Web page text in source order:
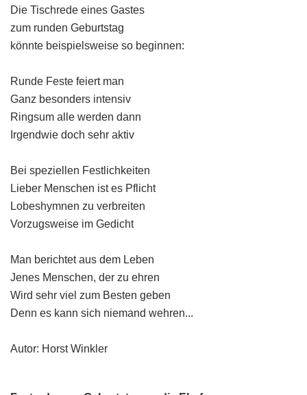
Die Tischrede eines Gastes
zum runden Geburtstag
könnte beispielsweise so beginnen:
Runde Feste feiert man
Ganz besonders intensiv
Ringsum alle werden dann
Irgendwie doch sehr aktiv
Bei speziellen Festlichkeiten
Lieber Menschen ist es Pflicht
Lobeshymnen zu verbreiten
Vorzugsweise im Gedicht
Man berichtet aus dem Leben
Jenes Menschen, der zu ehren
Wird sehr viel zum Besten geben
Denn es kann sich niemand wehren...
Autor: Horst Winkler